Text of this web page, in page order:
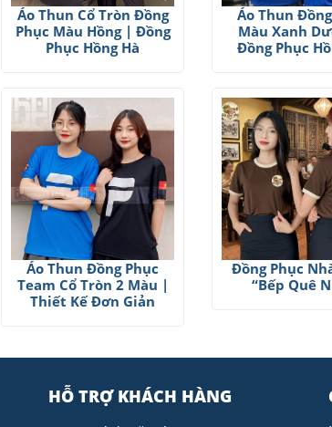
Áo Thun Cổ Tròn Đồng
Phục Màu Hồng | Đồng
Phục Hồng Hà
Áo Thun
Màu Xanh
Đồng Phục
Áo Thun Đồng Phục
Team Cổ Tròn 2 Màu |
Thiết Kế Đơn Giản
Đồng Phục
“Bếp Quê
HỖ TRỢ KHÁCH HÀNG